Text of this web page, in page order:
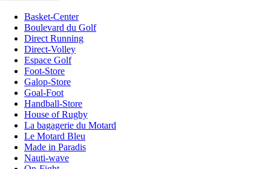
Basket-Center
Boulevard du Golf
Direct Running
Direct-Volley
Espace Golf
Foot-Store
Galop-Store
Goal-Foot
Handball-Store
House of Rugby
La bagagerie du Motard
Le Motard Bleu
Made in Paradis
Nauti-wave